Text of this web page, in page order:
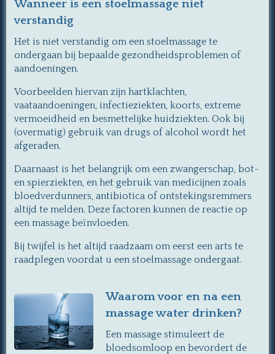
Wanneer is een stoelmassage niet
verstandig
Het is niet verstandig om een stoelmassage te
ondergaan bij bepaalde gezondheidsproblemen of
aandoeningen.
Voorbeelden hiervan zijn hartklachten,
vaataandoeningen, infectieziekten, koorts, extreme
vermoeidheid en besmettelijke huidziekten. Ook bij
(overmatig) gebruik van drugs of alcohol wordt het
afgeraden.
Daarnaast is het belangrijk om een zwangerschap, bot-
en spierziekten, en het gebruik van medicijnen zoals
bloedverdunners, antibiotica of ontstekingsremmers
altijd te melden. Deze factoren kunnen de reactie op
een massage beïnvloeden.
Bij twijfel is het altijd raadzaam om eerst een arts te
raadplegen voordat u een stoelmassage ondergaat.
Waarom voor en na een
massage water drinken?
Een massage stimuleert de
bloedsomloop en bevordert de